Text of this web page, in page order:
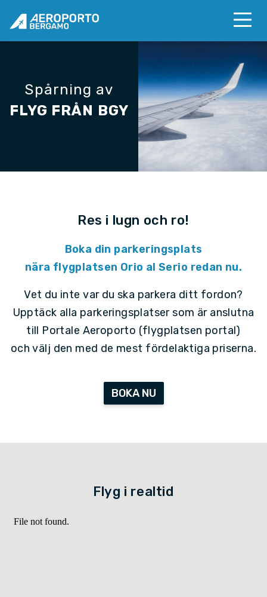
Spårning av
FLYG FRÅN BGY
Res i lugn och ro!
Boka din parkeringsplats
nära flygplatsen Orio al Serio redan nu.
Vet du inte var du ska parkera ditt fordon?
Upptäck alla parkeringsplatser som är anslutna
till Portale Aeroporto (flygplatsen portal)
och välj den med de mest fördelaktiga priserna.
BOKA NU
Flyg i realtid